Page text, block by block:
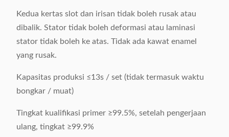
Kedua kertas slot dan irisan tidak boleh rusak atau
dibalik. Stator tidak boleh deformasi atau laminasi
stator tidak boleh ke atas. Tidak ada kawat enamel
yang rusak.
Kapasitas produksi ≤13s / set (tidak termasuk waktu
bongkar / muat)
Tingkat kualifikasi primer ≥99.5%, setelah pengerjaan
ulang, tingkat ≥99.9%